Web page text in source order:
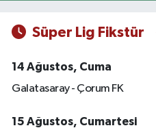
Süper Lig Fikstür
14 Ağustos, Cuma
Galatasaray - Çorum FK
15 Ağustos, Cumartesi